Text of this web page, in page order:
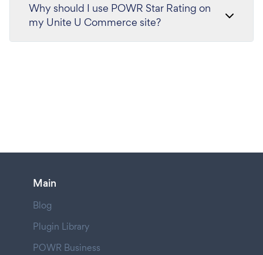
Why should I use POWR Star Rating on
my Unite U Commerce site?
Main
Blog
Plugin Library
POWR Business